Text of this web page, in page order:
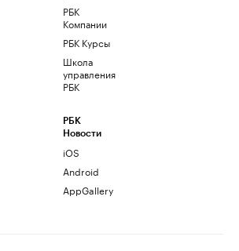
РБК
Компании
РБК Курсы
Школа
управления
РБК
РБК
Новости
iOS
Android
AppGallery